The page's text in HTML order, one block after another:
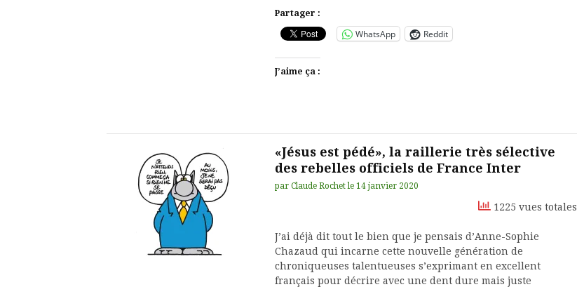
Partager :
WhatsApp Reddit
J’aime ça :
«Jésus est pédé», la raillerie très sélective
des rebelles officiels de France Inter
par Claude Rochet le 14 janvier 2020
1225 vues totales
J’ai déjà dit tout le bien que je pensais d’Anne-Sophie
Chazaud qui incarne cette nouvelle génération de
chroniqueuses talentueuses s’exprimant en excellent
français pour décrire avec une dent dure mais juste